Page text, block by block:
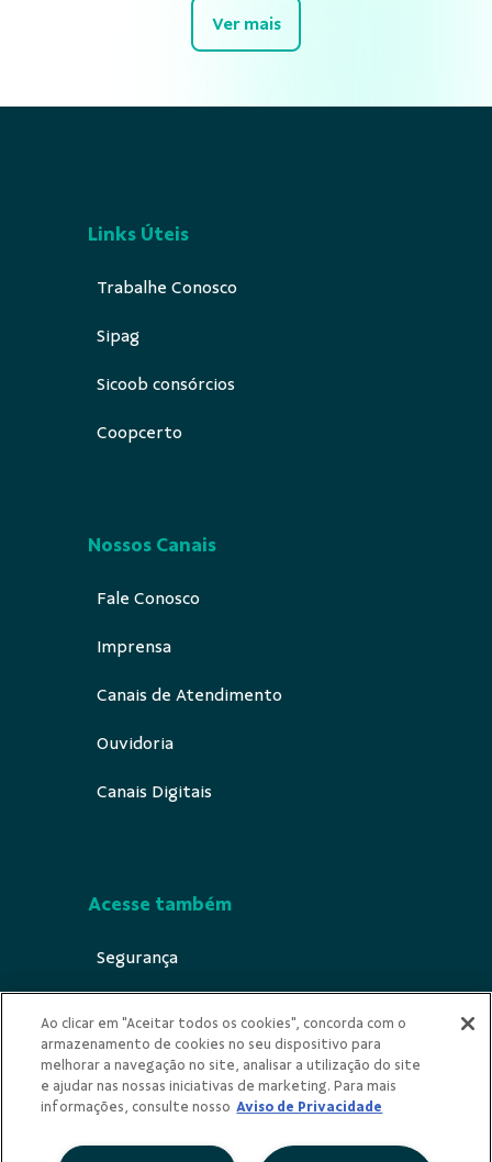
Ver mais
Links Úteis
Trabalhe Conosco
Sipag
Sicoob consórcios
Coopcerto
Nossos Canais
Fale Conosco
Imprensa
Canais de Atendimento
Ouvidoria
Canais Digitais
Acesse também
Segurança
Privacidade
Urna Ética
Ao clicar em "Aceitar todos os cookies", concorda com o
armazenamento de cookies no seu dispositivo para
melhorar a navegação no site, analisar a utilização do site
e ajudar nas nossas iniciativas de marketing. Para mais
informações, consulte nosso Aviso de Privacidade